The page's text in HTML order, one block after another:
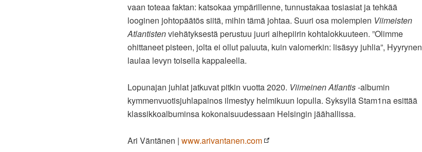
vaan toteaa faktan: katsokaa ympärillenne, tunnustakaa tosiasiat ja tehkää
looginen johtopäätös siitä, mihin tämä johtaa. Suuri osa molempien Viimeisten
Atlantistenviehätyksestä perustuu juuri aihepiirin kohtalokkuuteen. ”Olimme
ohittaneet pisteen, jolta ei ollut paluuta, kuin valomerkin: lisäsyy juhlia”, Hyyrynen
laulaa levyn toisella kappaleella.
Lopunajan juhlat jatkuvat pitkin vuotta 2020. Viimeinen Atlantis-albumin
kymmenvuotisjuhlapainos ilmestyy helmikuun lopulla. Syksyllä Stam1na esittää
klassikkoalbuminsa kokonaisuudessaan Helsingin jäähallissa.
Ari Väntänen | www.arivantanen.com